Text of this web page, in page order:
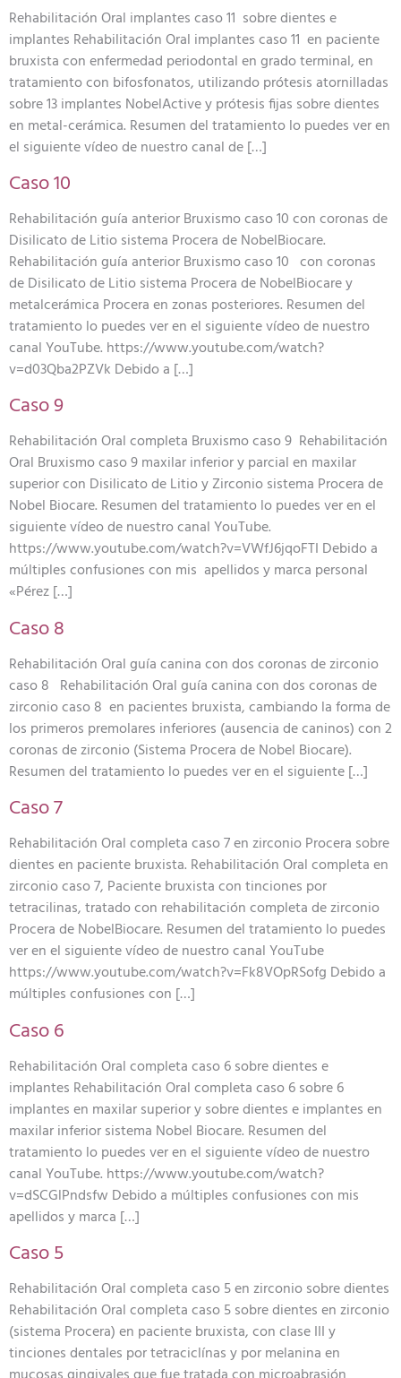
Rehabilitación Oral implantes caso 11 sobre dientes e
implantes Rehabilitación Oral implantes caso 11 en paciente
bruxista con enfermedad periodontal en grado terminal, en
tratamiento con bifosfonatos, utilizando prótesis atornilladas
sobre 13 implantes NobelActive y prótesis fijas sobre dientes
en metal-cerámica. Resumen del tratamiento lo puedes ver en
el siguiente vídeo de nuestro canal de […]
Caso 10
Rehabilitación guía anterior Bruxismo caso 10 con coronas de
Disilicato de Litio sistema Procera de NobelBiocare.
Rehabilitación guía anterior Bruxismo caso 10 con coronas
de Disilicato de Litio sistema Procera de NobelBiocare y
metalcerámica Procera en zonas posteriores. Resumen del
tratamiento lo puedes ver en el siguiente vídeo de nuestro
canal YouTube. https://www.youtube.com/watch?
v=d03Qba2PZVk Debido a […]
Caso 9
Rehabilitación Oral completa Bruxismo caso 9 Rehabilitación
Oral Bruxismo caso 9 maxilar inferior y parcial en maxilar
superior con Disilicato de Litio y Zirconio sistema Procera de
Nobel Biocare. Resumen del tratamiento lo puedes ver en el
siguiente vídeo de nuestro canal YouTube.
https://www.youtube.com/watch?v=VWfJ6jqoFTI Debido a
múltiples confusiones con mis apellidos y marca personal
«Pérez […]
Caso 8
Rehabilitación Oral guía canina con dos coronas de zirconio
caso 8 Rehabilitación Oral guía canina con dos coronas de
zirconio caso 8 en pacientes bruxista, cambiando la forma de
los primeros premolares inferiores (ausencia de caninos) con 2
coronas de zirconio (Sistema Procera de Nobel Biocare).
Resumen del tratamiento lo puedes ver en el siguiente […]
Caso 7
Rehabilitación Oral completa caso 7 en zirconio Procera sobre
dientes en paciente bruxista. Rehabilitación Oral completa en
zirconio caso 7, Paciente bruxista con tinciones por
tetracilinas, tratado con rehabilitación completa de zirconio
Procera de NobelBiocare. Resumen del tratamiento lo puedes
ver en el siguiente vídeo de nuestro canal YouTube
https://www.youtube.com/watch?v=Fk8VOpRSofg Debido a
múltiples confusiones con […]
Caso 6
Rehabilitación Oral completa caso 6 sobre dientes e
implantes Rehabilitación Oral completa caso 6 sobre 6
implantes en maxilar superior y sobre dientes e implantes en
maxilar inferior sistema Nobel Biocare. Resumen del
tratamiento lo puedes ver en el siguiente vídeo de nuestro
canal YouTube. https://www.youtube.com/watch?
v=dSCGlPndsfw Debido a múltiples confusiones con mis
apellidos y marca […]
Caso 5
Rehabilitación Oral completa caso 5 en zirconio sobre dientes
Rehabilitación Oral completa caso 5 sobre dientes en zirconio
(sistema Procera) en paciente bruxista, con clase III y
tinciones dentales por tetraciclínas y por melanina en